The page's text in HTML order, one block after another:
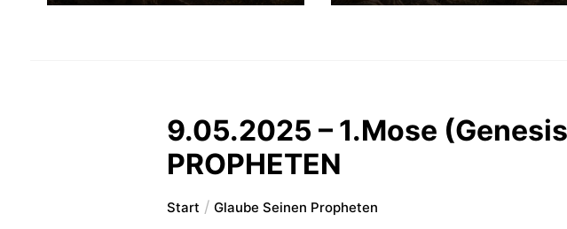
9.05.2025 – 1.Mose
PROPHETEN
Start Glaube Seinen Propheten